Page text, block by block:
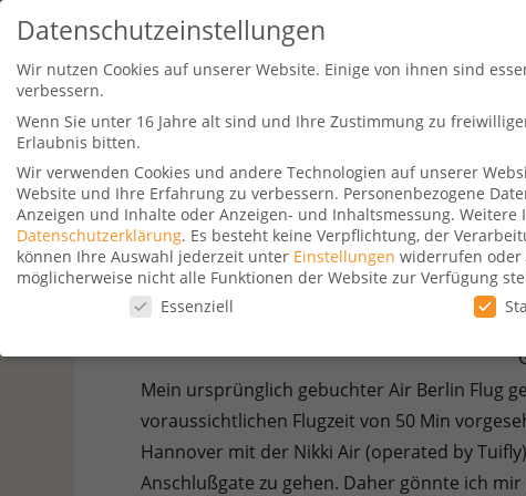
Travel Kurse Aktionen Hotelsuche
Iberia
Mein ursprünglich gebuchter Air Berlin Flug
voraussichtlichen Flugzeit von 50 Min
Hannover mit der Nikki Air (operated by
Anschlußgate zu gehen. Daher gönnte ich
Datenschutzeinstellungen
Wir nutzen Cookies auf unserer Website. Einige von ihnen sind
verbessern.
Wenn Sie unter 16 Jahre alt sind und Ihre Zustimmung zu
Erlaubnis bitten.
Wir verwenden Cookies und andere Technologien auf unserer
Website und Ihre Erfahrung zu verbessern. Personenbezogene
Anzeigen und Inhalte oder Anzeigen- und Inhaltsmessung. Weitere
Datenschutzerklärung. Es besteht keine Verpflichtung, der
können Ihre Auswahl jederzeit unter Einstellungen widerrufen oder
möglicherweise nicht alle Funktionen der Website zur Verfügung
Datenschutzeinstellungen
Essenziell
Datenschutzeinstellungen
Wenn Sie unter 16 Jahre alt sind und Ihre Zustimmung zu
Wir verwenden Cookies und andere Technologien auf unserer
Personenbezogene Daten können verarbeitet werden (z. B. IP-
Verwendung Ihrer Daten finden Sie in unserer Datenschutzerklärung
beachten Sie, dass aufgrund individueller Einstellungen